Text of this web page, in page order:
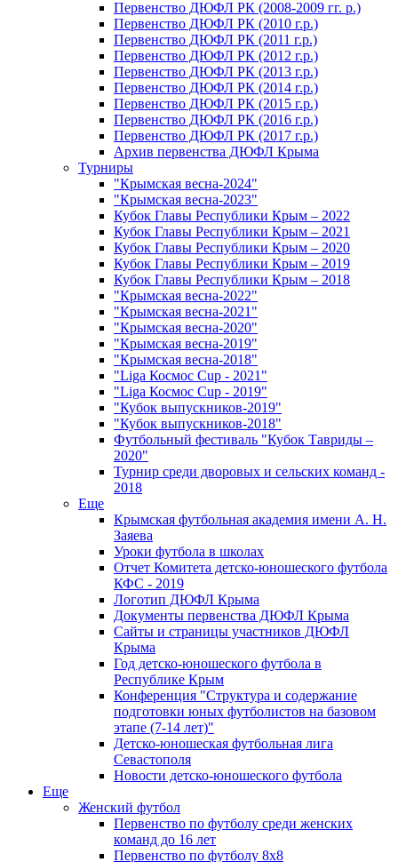
Первенство ДЮФЛ РК (2008-2009 гг. р.)
Первенство ДЮФЛ РК (2010 г.р.)
Первенство ДЮФЛ РК (2011 г.р.)
Первенство ДЮФЛ РК (2012 г.р.)
Первенство ДЮФЛ РК (2013 г.р.)
Первенство ДЮФЛ РК (2014 г.р.)
Первенство ДЮФЛ РК (2015 г.р.)
Первенство ДЮФЛ РК (2016 г.р.)
Первенство ДЮФЛ РК (2017 г.р.)
Архив первенства ДЮФЛ Крыма
Турниры
"Крымская весна-2024"
"Крымская весна-2023"
Кубок Главы Республики Крым – 2022
Кубок Главы Республики Крым – 2021
Кубок Главы Республики Крым – 2020
Кубок Главы Республики Крым – 2019
Кубок Главы Республики Крым – 2018
"Крымская весна-2022"
"Крымская весна-2021"
"Крымская весна-2020"
"Крымская весна-2019"
"Крымская весна-2018"
"Liga Космос Cup - 2021"
"Liga Космос Cup - 2019"
"Кубок выпускников-2019"
"Кубок выпускников-2018"
Футбольный фестиваль "Кубок Тавриды –
2020"
Турнир среди дворовых и сельских команд -
2018
Еще
Крымская футбольная академия имени А. Н.
Заяева
Уроки футбола в школах
Отчет Комитета детско-юношеского футбола
КФС - 2019
Логотип ДЮФЛ Крыма
Документы первенства ДЮФЛ Крыма
Сайты и страницы участников ДЮФЛ
Крыма
Год детско-юношеского футбола в
Республике Крым
Конференция "Структура и содержание
подготовки юных футболистов на базовом
этапе (7-14 лет)"
Детско-юношеская футбольная лига
Севастополя
Новости детско-юношеского футбола
Еще
Женский футбол
Первенство по футболу среди женских
команд до 16 лет
Первенство по футболу 8х8